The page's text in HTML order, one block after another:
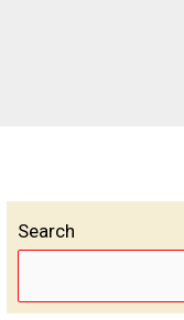
Search